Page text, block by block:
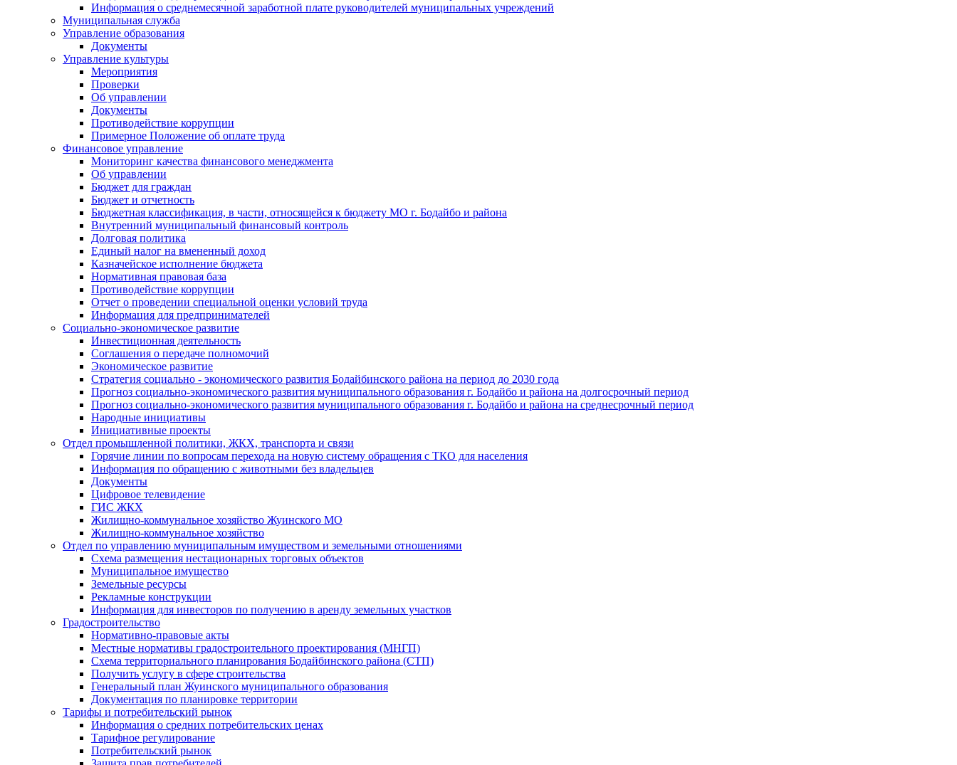
Информация о среднемесячной заработной плате руководителей муниципальных учреждений
Муниципальная служба
Управление образования
Документы
Управление культуры
Мероприятия
Проверки
Об управлении
Документы
Противодействие коррупции
Примерное Положение об оплате труда
Финансовое управление
Мониторинг качества финансового менеджмента
Об управлении
Бюджет для граждан
Бюджет и отчетность
Бюджетная классификация, в части, относящейся к бюджету МО г. Бодайбо и района
Внутренний муниципальный финансовый контроль
Долговая политика
Единый налог на вмененный доход
Казначейское исполнение бюджета
Нормативная правовая база
Противодействие коррупции
Отчет о проведении специальной оценки условий труда
Информация для предпринимателей
Социально-экономическое развитие
Инвестиционная деятельность
Соглашения о передаче полномочий
Экономическое развитие
Стратегия социально - экономического развития Бодайбинского района на период до 2030 года
Прогноз социально-экономического развития муниципального образования г. Бодайбо и района на долгосрочный период
Прогноз социально-экономического развития муниципального образования г. Бодайбо и района на среднесрочный период
Народные инициативы
Инициативные проекты
Отдел промышленной политики, ЖКХ, транспорта и связи
Горячие линии по вопросам перехода на новую систему обращения с ТКО для населения
Информация по обращению с животными без владельцев
Документы
Цифровое телевидение
ГИС ЖКХ
Жилищно-коммунальное хозяйство Жуинского МО
Жилищно-коммунальное хозяйство
Отдел по управлению муниципальным имуществом и земельными отношениями
Схема размещения нестационарных торговых объектов
Муниципальное имущество
Земельные ресурсы
Рекламные конструкции
Информация для инвесторов по получению в аренду земельных участков
Градостроительство
Нормативно-правовые акты
Местные нормативы градостроительного проектирования (МНГП)
Схема территориального планирования Бодайбинского района (СТП)
Получить услугу в сфере строительства
Генеральный план Жуинского муниципального образования
Документация по планировке территории
Тарифы и потребительский рынок
Информация о средних потребительских ценах
Тарифное регулирование
Потребительский рынок